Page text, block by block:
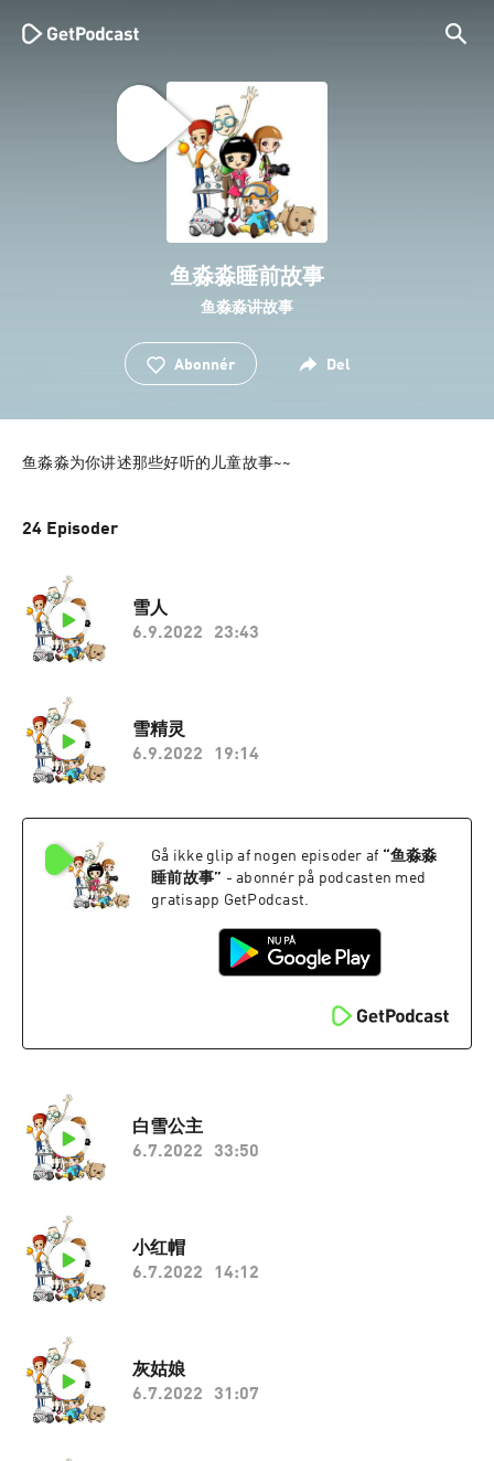
鱼淼淼睡前故事
鱼淼淼讲故事
Abonnér Del
鱼淼淼为你讲述那些好听的儿童故事~~
24 Episoder
雪人
6.9.2022
23:43
雪精灵
6.9.2022
19:14
Gå ikke glip af nogen episoder af “鱼淼淼
睡前故事” - abonnér på podcasten med
gratisapp GetPodcast.
白雪公主
6.7.2022
33:50
小红帽
6.7.2022
14:12
灰姑娘
6.7.2022
31:07